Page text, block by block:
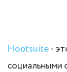
Hootsuite-
социальными